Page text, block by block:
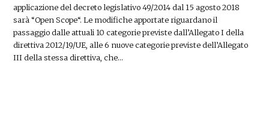
applicazione del decreto legislativo 49/2014 dal 15 agosto 2018
sarà “Open Scope“. Le modifiche apportate riguardano il
passaggio dalle attuali 10 categorie previste dall’Allegato I della
direttiva 2012/19/UE, alle 6 nuove categorie previste dell’Allegato
III della stessa direttiva, che…